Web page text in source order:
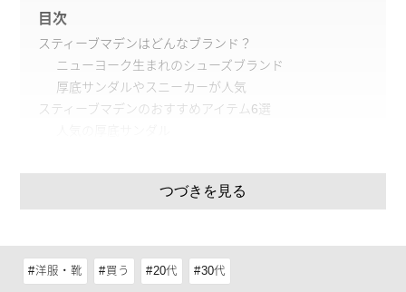
目次
スティーブマデンはどんなブランド？
ニューヨーク生まれのシューズブランド
厚底サンダルやスニーカーが人気
スティーブマデンのおすすめアイテム6選
華奢見えするミュール
カラー豊富なフラットサンダル
スティーブマデンのコーデ7選
厚底サンダルで夏コーデ
つづきを見る
洋服・靴 買う 20代 30代